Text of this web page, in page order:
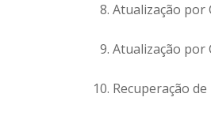
Atualização por
Atualização por
Recuperação